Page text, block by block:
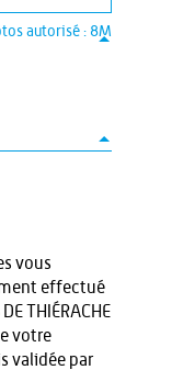
autorisé : 8M
vous
effectué
THIÉRACHE
votre
validée par